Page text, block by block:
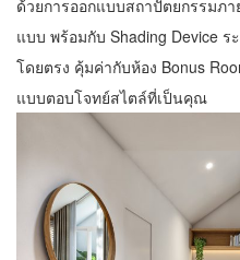
ด้วยการออกแบบสถาปัตยกรรมภ
แบบ พร้อมกับ Shading Device
โดยตรง คุ้มค่ากับห้อง Bonus
แบบตอบโจทย์สไตล์ที่เป็นคุณ